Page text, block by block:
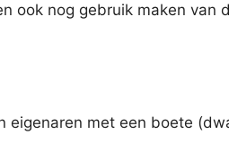
ook nog gebruik maken van
met een boete